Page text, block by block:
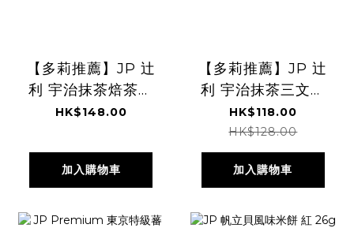
【多莉推薦】JP 辻
利 宇治抹茶焙茶麻
糬蕨餅 4個入
HK$148.00
加入購物車
【多莉推薦】JP 辻
利 宇治抹茶三文治
餅 8塊 0564
TK260806
HK$118.00
HK$128.00
加入購物車